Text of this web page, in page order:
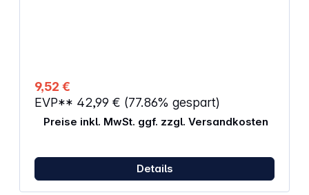
Halt auf dem Griff des Reinigungsstäbchens
Verhindert Streifen
9,52 €
EVP** 42,99 € (77.86% gespart)
Preise inkl. MwSt. ggf. zzgl. Versandkosten
Details